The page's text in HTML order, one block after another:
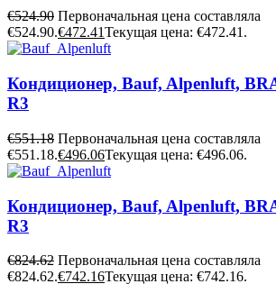
€524.90 Первоначальная цена составляла
€524.90.€472.41Текущая цена: €472.41.
Кондиционер, Bauf, Alpenluft,
R3
€551.18 Первоначальная цена составляла
€551.18.€496.06Текущая цена: €496.06.
Кондиционер, Bauf, Alpenluft,
R3
€824.62 Первоначальная цена составляла
€824.62.€742.16Текущая цена: €742.16.